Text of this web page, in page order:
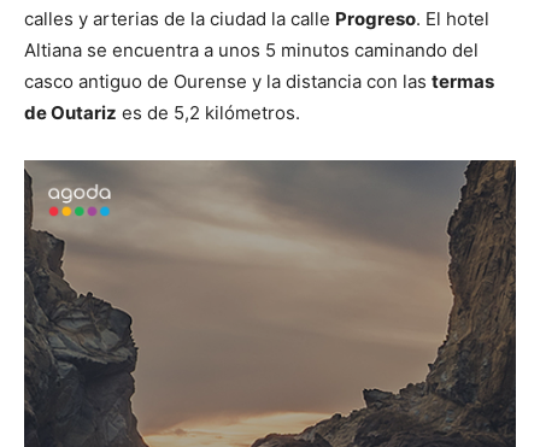
calles y arterias de la ciudad la calle Progreso. El hotel
Altiana se encuentra a unos 5 minutos caminando del
casco antiguo de Ourense y la distancia con las termas
de Outariz es de 5,2 kilómetros.